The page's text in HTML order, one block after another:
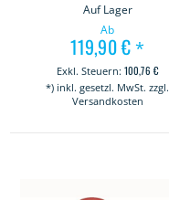
Auf Lager
Ab
119,90 €*
100,76 €
*) inkl. gesetzl. MwSt. zzgl.
Versandkosten